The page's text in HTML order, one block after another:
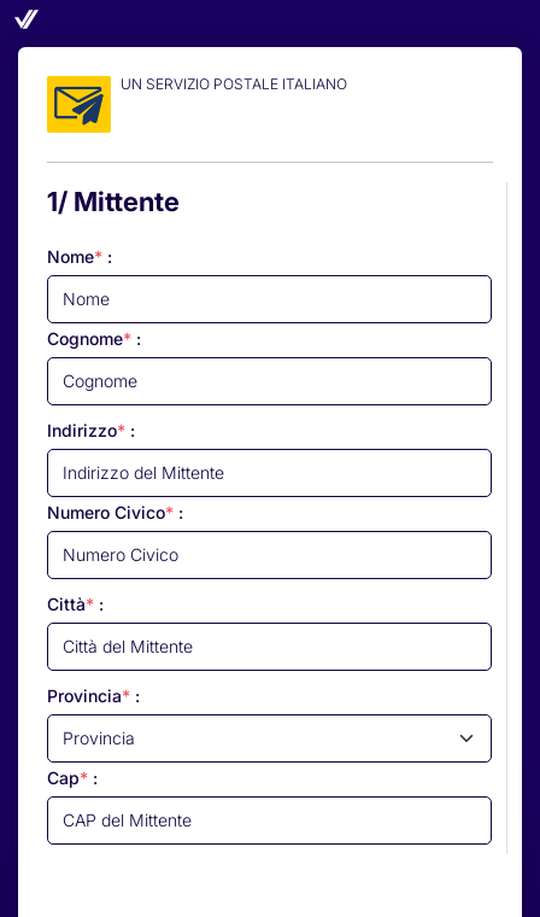
UN SERVIZIO POSTALE ITALIANO
1/ Mittente
Nome* :
Cognome* :
Indirizzo* :
Numero Civico* :
Città* :
Provincia* :
Cap* :